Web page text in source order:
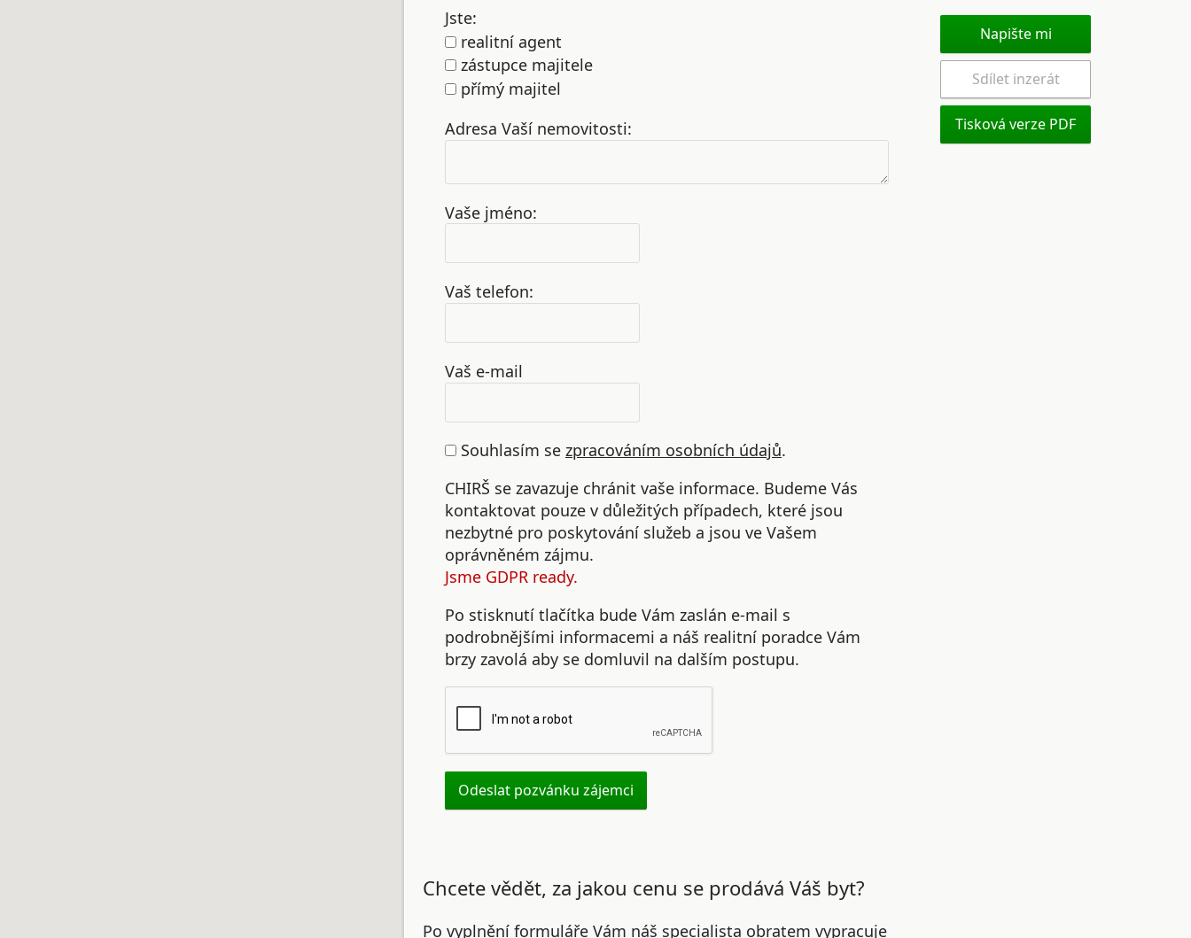
Jste:
realitní agent
zástupce majitele
přímý majitel
Adresa Vaší nemovitosti:
Vaše jméno:
Vaš telefon:
Vaš e-mail
Souhlasím se zpracováním osobních údajů.
CHIRŠ se zavazuje chránit vaše informace. Budeme Vás
kontaktovat pouze v důležitých případech, které jsou
nezbytné pro poskytování služeb a jsou ve Vašem
oprávněném zájmu.
Jsme GDPR ready.
Po stisknutí tlačítka bude Vám zaslán e-mail s
podrobnějšími informacemi a náš realitní poradce Vám
brzy zavolá aby se domluvil na dalším postupu.
Chcete vědět, za jakou cenu se prodává Váš byt?
Po vyplnění formuláře Vám náš specialista obratem vypracuje
Napište mi
Sdílet inzerát
Tisková verze PDF